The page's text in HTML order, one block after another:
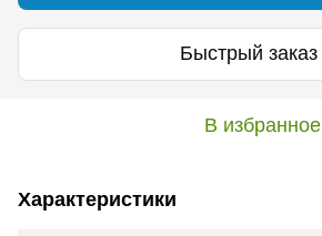
Быстрый заказ
В избранное
Характеристики